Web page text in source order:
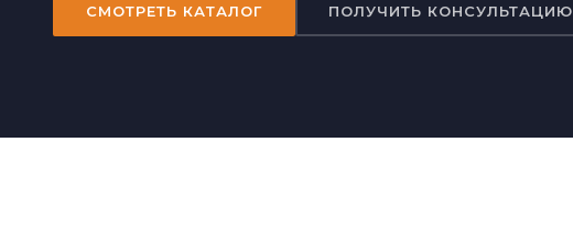
СМОТРЕТЬ КАТАЛОГ ПОЛУЧИТЬ КОНСУЛЬТАЦИЮ